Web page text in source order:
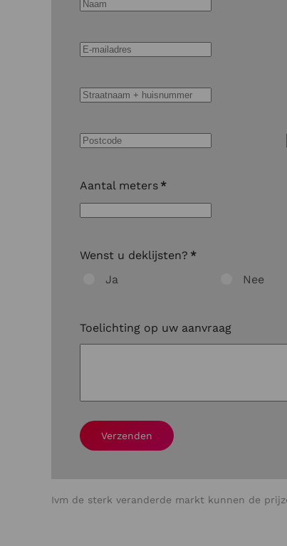
Aantal meters *
Wenst u deklijsten? *
Ja
Nee
Toelichting op uw aanvraag
Verzenden
Ivm de sterk veranderde markt kunnen de